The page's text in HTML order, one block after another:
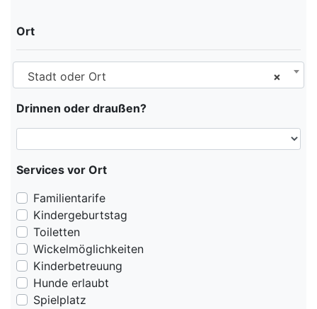
Ort
×
Stadt oder Ort
Drinnen oder draußen?
Services vor Ort
Familientarife
Kindergeburtstag
Toiletten
Wickelmöglichkeiten
Kinderbetreuung
Hunde erlaubt
Spielplatz